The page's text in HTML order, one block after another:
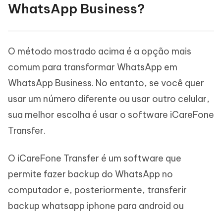
WhatsApp Business?
O método mostrado acima é a opção mais
comum para transformar WhatsApp em
WhatsApp Business. No entanto, se você quer
usar um número diferente ou usar outro celular,
sua melhor escolha é usar o software iCareFone
Transfer.
O iCareFone Transfer é um software que
permite fazer backup do WhatsApp no
computador e, posteriormente, transferir
backup whatsapp iphone para android ou